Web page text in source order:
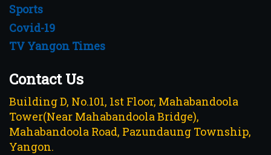
Sports
Covid-19
TV Yangon Times
Contact Us
Building D, No.101, 1st Floor, Mahabandoola
Tower(Near Mahabandoola Bridge),
Mahabandoola Road, Pazundaung Township,
Yangon.